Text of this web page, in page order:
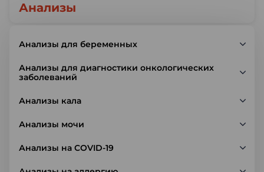
Анализы
Анализы для беременных
Анализы для диагностики онкологических
заболеваний
Анализы кала
Анализы мочи
Анализы на COVID-19